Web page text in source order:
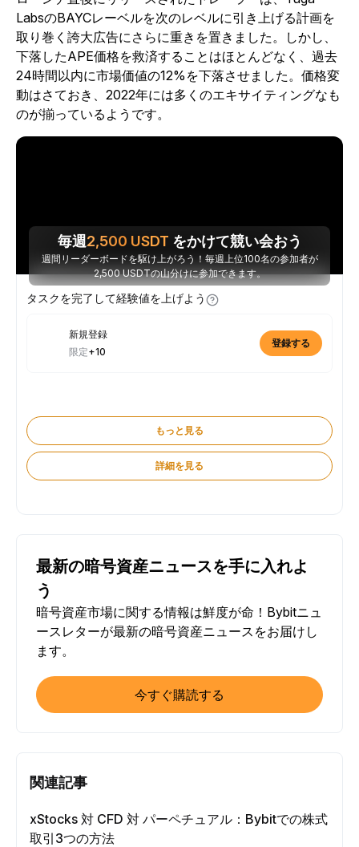
LabsのBAYCレーベルを次のレベルに引き上げる計画を
取り巻く誇大広告にさらに重きを置きました。しかし、
下落したAPE価格を救済することはほとんどなく、過去
24時間以内に市場価値の12%を下落させました。価格変
動はさておき、2022年には多くのエキサイティングなも
のが揃っているようです。
毎週2,500 USDT をかけて競い会おう
週間リーダーボードを駆け上がろう！毎週上位100名の参加者が
2,500 USDTの山分けに参加できます。
タスクを完了して経験値を上げよう
新規登録
限定+10
登録する
もっと見る
詳細を見る
最新の暗号資産ニュースを手に入れよ
う
暗号資産市場に関する情報は鮮度が命！Bybitニュ
ースレターが最新の暗号資産ニュースをお届けし
ます。
今すぐ購読する
関連記事
xStocks 対 CFD 対 パーペチュアル：Bybitでの株式
取引3つの方法